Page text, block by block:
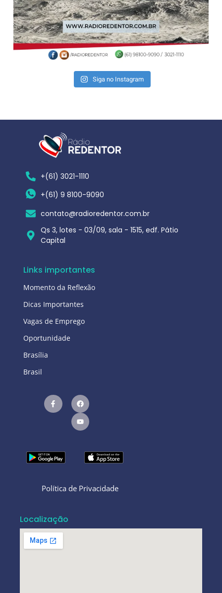
Siga no Instagram
+(61) 3021-1110
+(61) 9 8100-9090
contato@radioredentor.com.br
Qs 3, lotes - 03/09, sala - 1515, edf. Pátio
Capital
Links importantes
Momento da Reflexão
Dicas Importantes
Vagas de Emprego
Oportunidade
Brasília
Brasil
Política de Privacidade
Localização